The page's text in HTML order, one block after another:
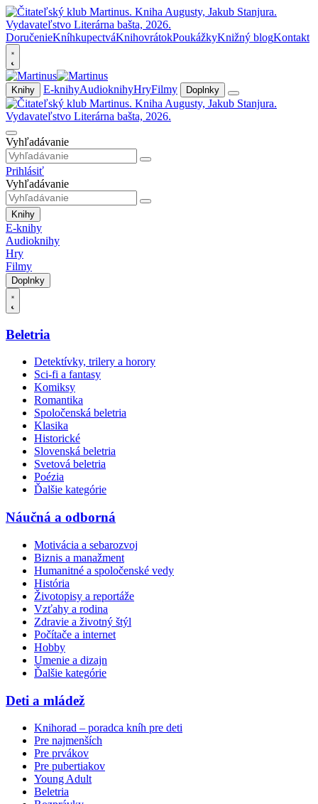
DoručenieKníhkupectváKnihovrátokPoukážkyKnižný blogKontakt
Knihy E-knihyAudioknihyHryFilmy Doplnky
Vyhľadávanie
Prihlásiť
Vyhľadávanie
Knihy
E-knihy
Audioknihy
Hry
Filmy
Doplnky
Beletria
Detektívky, trilery a horory
Sci-fi a fantasy
Komiksy
Romantika
Spoločenská beletria
Klasika
Historické
Slovenská beletria
Svetová beletria
Poézia
Ďalšie kategórie
Náučná a odborná
Motivácia a sebarozvoj
Biznis a manažment
Humanitné a spoločenské vedy
História
Životopisy a reportáže
Vzťahy a rodina
Zdravie a životný štýl
Počítače a internet
Hobby
Umenie a dizajn
Ďalšie kategórie
Deti a mládež
Knihorad – poradca kníh pre deti
Pre najmenších
Pre prvákov
Pre pubertiakov
Young Adult
Beletria